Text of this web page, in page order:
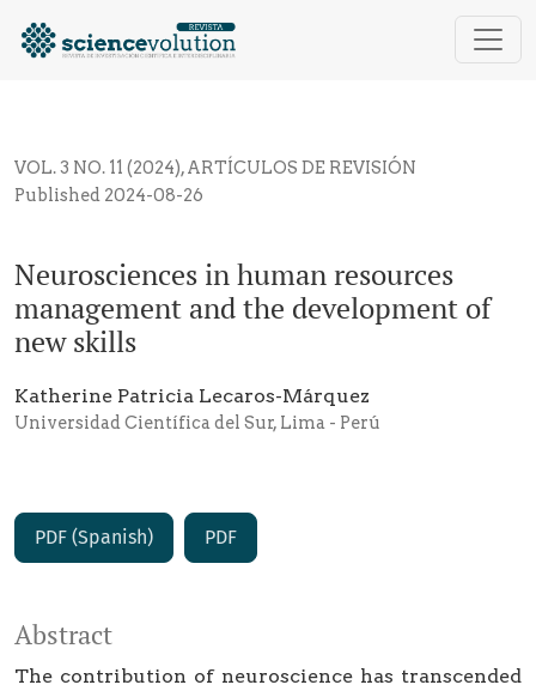
Neurosciences in human resources management
VOL. 3 NO. 11 (2024),ARTÍCULOS DE REVISIÓN
Neurosciences in human resources
management and the development of
new skills
Published 2024-08-26
Katherine Patricia Lecaros-Márquez
Universidad Científica del Sur, Lima - Perú
PDF (Spanish) PDF
Abstract
The contribution of neuroscience has transcended